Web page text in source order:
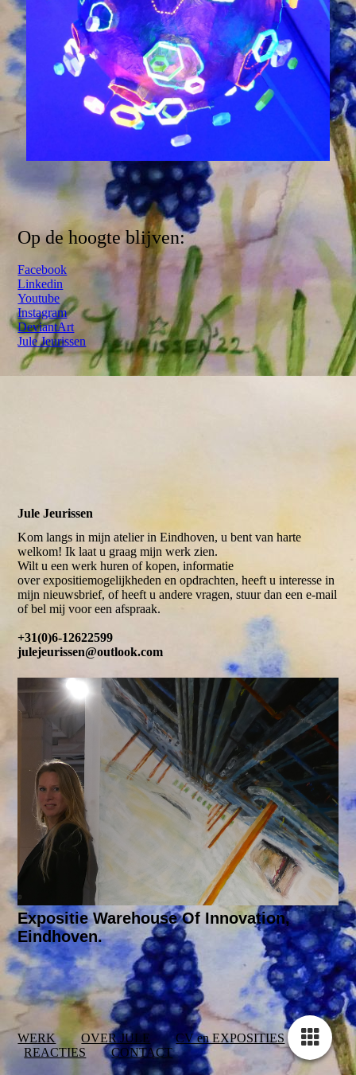
Op de hoogte blijven:
Facebook
Linkedin
Youtube
Instagram
DeviantArt
Jule Jeurissen
Jule Jeurissen
Kom langs in mijn atelier in Eindhoven, u bent van harte
welkom! Ik laat u graag mijn werk zien.
Wilt u een werk huren of kopen, informatie
over expositiemogelijkheden en opdrachten, heeft u interesse in
mijn nieuwsbrief, of heeft u andere vragen, stuur dan een e-mail
of bel mij voor een afspraak.
+31(0)6-12622599
julejeurissen@outlook.com
Expositie Warehouse Of Innovation,
Eindhoven.
WERK OVER JULE
CV en EXPOSITIES
REACTIES
CONTACT